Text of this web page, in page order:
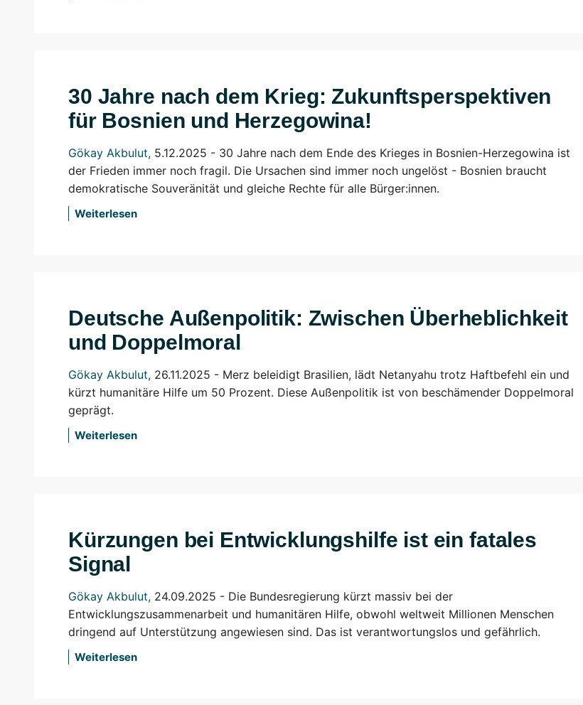
30 Jahre nach dem Krieg: Zukunftsperspektiven
für Bosnien und Herzegowina!
Gökay Akbulut, 5.12.2025 - 30 Jahre nach dem Ende des Krieges in Bosnien-Herzegowina ist
der Frieden immer noch fragil. Die Ursachen sind immer noch ungelöst - Bosnien braucht
demokratische Souveränität und gleiche Rechte für alle Bürger:innen.
Weiterlesen
Deutsche Außenpolitik: Zwischen Überheblichkeit
und Doppelmoral
Gökay Akbulut, 26.11.2025 - Merz beleidigt Brasilien, lädt Netanyahu trotz Haftbefehl ein und
kürzt humanitäre Hilfe um 50 Prozent. Diese Außenpolitik ist von beschämender Doppelmoral
geprägt.
Weiterlesen
Kürzungen bei Entwicklungshilfe ist ein fatales
Signal
Gökay Akbulut, 24.09.2025 - Die Bundesregierung kürzt massiv bei der
Entwicklungszusammenarbeit und humanitären Hilfe, obwohl weltweit Millionen Menschen
dringend auf Unterstützung angewiesen sind. Das ist verantwortungslos und gefährlich.
Weiterlesen